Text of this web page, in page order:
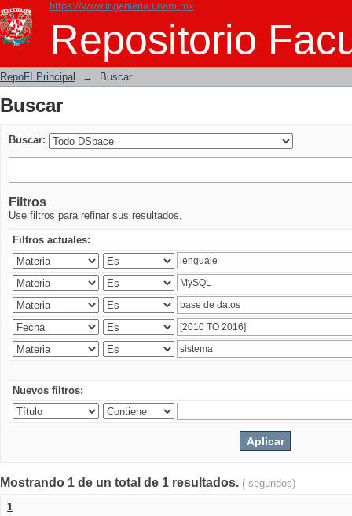
https://www.ingenieria.unam.mx
Repositorio
Buscar
RepoFI Principal → Buscar
Buscar
Buscar:
Filtros
Use filtros para refinar sus resultados.
Filtros actuales:
Nuevos filtros:
Mostrando 1 de un total de 1 resultados. ( segundos)
1